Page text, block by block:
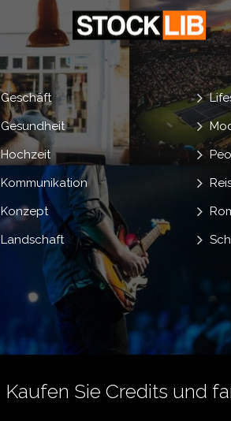
Geschäft
Gesundheit
Hochzeit
Kommunikation
Konzept
Landschaft
Kaufen Sie Credits und